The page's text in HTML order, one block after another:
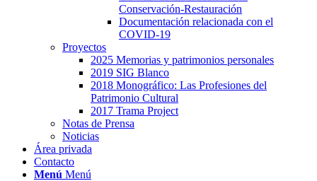
Conservación-Restauración
Documentación relacionada con el
COVID-19
Proyectos
2025 Memorias y patrimonios personales
2019 SIG Blanco
2018 Monográfico: Las Profesiones del
Patrimonio Cultural
2017 Trama Project
Notas de Prensa
Noticias
Área privada
Contacto
Menú Menú